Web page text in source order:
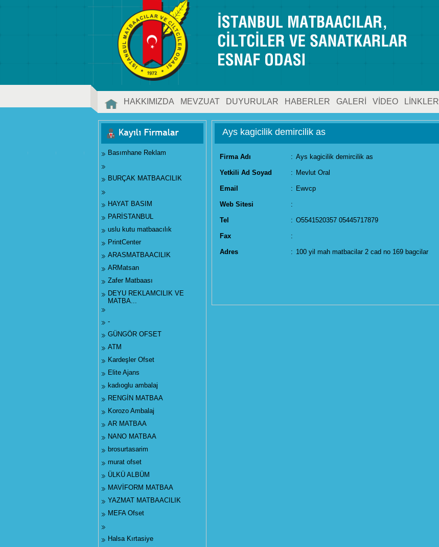
HAKKIMIZDA MEVZUAT DUYURULAR HABERLER GALERİ VİDEO LİNKLER
İLETİŞİM
Basımhane Reklam
BURÇAK MATBAACILIK
HAYAT BASIM
PARİSTANBUL
uslu kutu matbaacılık
PrintCenter
ARASMATBAACILIK
ARMatsan
Zafer Matbaası
DEYU REKLAMCILIK VE
MATBA...
-
GÜNGÖR OFSET
ATM
Kardeşler Ofset
Elite Ajans
kadıoglu ambalaj
RENGİN MATBAA
Korozo Ambalaj
AR MATBAA
NANO MATBAA
brosurtasarim
murat ofset
ÜLKÜ ALBÜM
MAVİFORM MATBAA
YAZMAT MATBAACILIK
MEFA Ofset
Halsa Kırtasiye
Ays kagicilik demircilik as
Firma Adı : Ays kagicilik demircilik as
Yetkili Ad Soyad : Mevlut Oral
Email : Ewvcp
Web Sitesi :
Tel : O5541520357 05445717879
Fax :
Adres : 100 yil mah matbacilar 2 cad no 169 bagcilar